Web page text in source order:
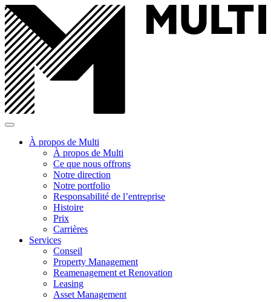
À propos de Multi
À propos de Multi
Ce que nous offrons
Notre direction
Notre portfolio
Responsabilité de l’entreprise
Histoire
Prix
Carrières
Services
Conseil
Property Management
Reamenagement et Renovation
Leasing
Asset Management